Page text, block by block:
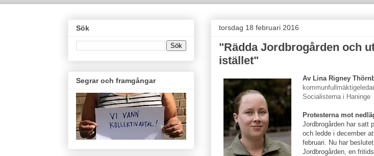
torsdag 18 februari 2016
"Rädda Jordbrogården och
istället"
Av Lina Rigney
Socialisterna i Haninge
Protesterna mot
Jordbrogården har satt
och ledde i december
februari. Nu har
Jordbrogården, en
Sök
Segrar och framgångar